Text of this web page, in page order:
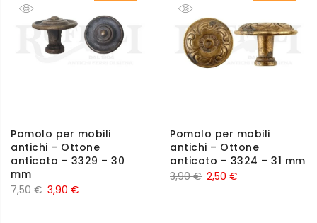
Pomolo per mobili
antichi – Ottone
anticato – 3329 – 30
mm
7,50€ 3,90 €
Pomolo per mobili
antichi – Ottone
anticato – 3324 – 31 mm
3,90€ 2,50 €